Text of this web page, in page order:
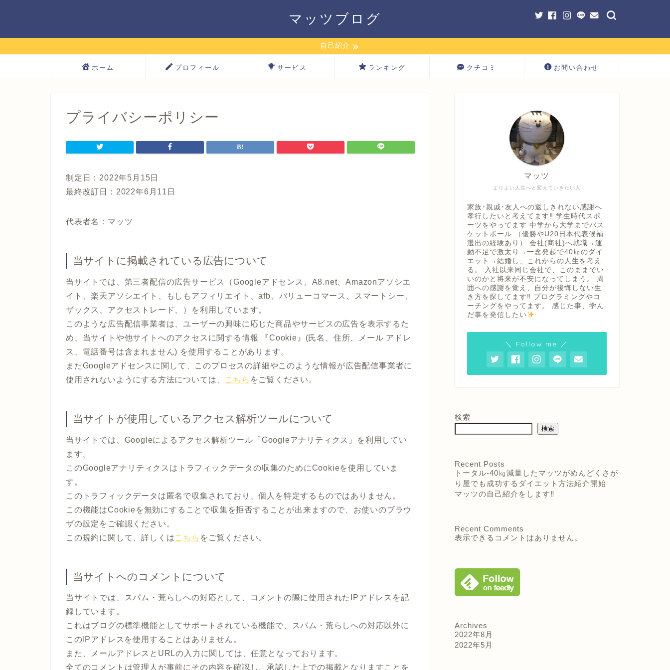
マッツブログ
自己紹介
ホーム プロフィール サービス ランキング クチコミ お問い合わせ
プライバシーポリシー
制定日：2022年5月15日
最終改訂日：2022年6月11日
代表者名：マッツ
当サイトに掲載されている広告について
当サイトでは、第三者配信の広告サービス（Googleアドセンス、A8.net、Amazonアソシエ
イト、楽天アソシエイト、もしもアフィリエイト、afb、バリューコマース、スマートシー、
ザックス、アクセストレード、）を利用しています。
このような広告配信事業者は、ユーザーの興味に応じた商品やサービスの広告を表示するた
め、当サイトや他サイトへのアクセスに関する情報 『Cookie』(氏名、住所、メール アドレ
ス、電話番号は含まれません) を使用することがあります。
またGoogleアドセンスに関して、このプロセスの詳細やこのような情報が広告配信事業者に
使用されないようにする方法については、
こちら をご覧ください。
当サイトが使用しているアクセス解析ツールについて
当サイトでは、Googleによるアクセス解析ツール「Googleアナリティクス」を利用してい
ます。
このGoogleアナリティクスはトラフィックデータの収集のためにCookieを使用していま
す。
このトラフィックデータは匿名で収集されており、個人を特定するものではありません。
この機能はCookieを無効にすることで収集を拒否することが出来ますので、お使いのブラウ
ザの設定をご確認ください。
この規約に関して、詳しくはこちら をご覧ください。
当サイトへのコメントについて
当サイトでは、スパム・荒らしへの対応として、コメントの際に使用されたIPアドレスを記
録しています。
これはブログの標準機能としてサポートされている機能で、スパム・荒らしへの対応以外に
このIPアドレスを使用することはありません。
また、メールアドレスとURLの入力に関しては、任意となっております。
全てのコメントは管理人が事前にその内容を確認し、承認した上での掲載となりますことを
よりよい人生へと変えていきたい人
マッツ
家族･親戚･友人への返しきれない感謝へ
孝行したいと考えてます‼ 学生時代スポ
ーツをやってます 中学から大学までバス
ケットボール （優勝やU20日本代表候補
選出の経験あり） 会社(商社)へ就職→運
動不足で激太り→一念発起で40㎏のダイ
エット→結婚し、これからの人生を考え
る。 入社以来同じ会社で、このままでい
いのかと将来が不安になってしまう。 周
囲への感謝を覚え、自分が後悔しない生
き方を探してます‼ プログラミングやコ
ーチングをやってます。 感じた事、学ん
だ事を発信したい
＼ Follow me ／
検索
検索
Recent Posts
トータル-40㎏減量したマッツがめんどくさが
り屋でも成功するダイエット方法紹介開始
マッツの自己紹介をします‼
Recent Comments
表示できるコメントはありません。
Archives
2022年8月
2022年5月